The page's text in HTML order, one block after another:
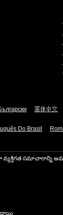
简体中文
Do Brasil
వ్యక్తిగత సమాచారాన్ని